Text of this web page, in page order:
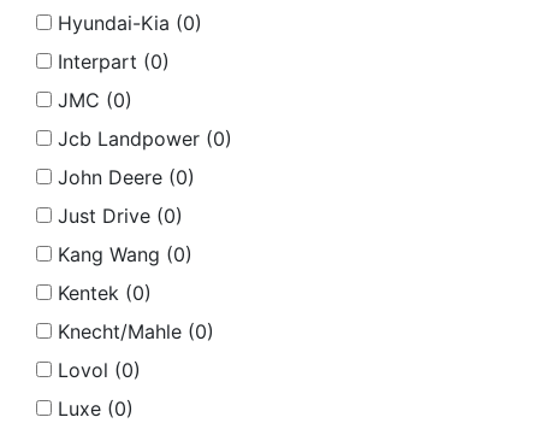
Hyundai-Kia (0)
Interpart (0)
JMC (0)
Jcb Landpower (0)
John Deere (0)
Just Drive (0)
Kang Wang (0)
Kentek (0)
Knecht/Mahle (0)
Lovol (0)
Luxe (0)